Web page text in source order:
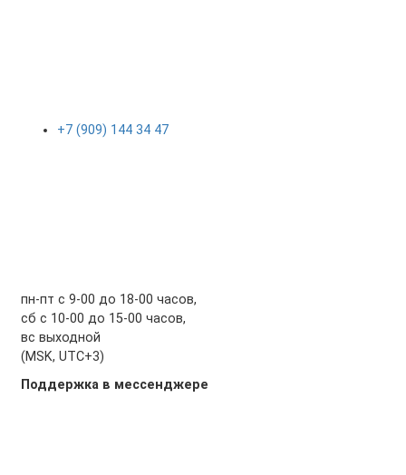
+7 (909) 144 34 47
пн-пт с 9-00 до 18-00 часов,
сб с 10-00 до 15-00 часов,
вс выходной
(MSK, UTC+3)
Поддержка в мессенджере